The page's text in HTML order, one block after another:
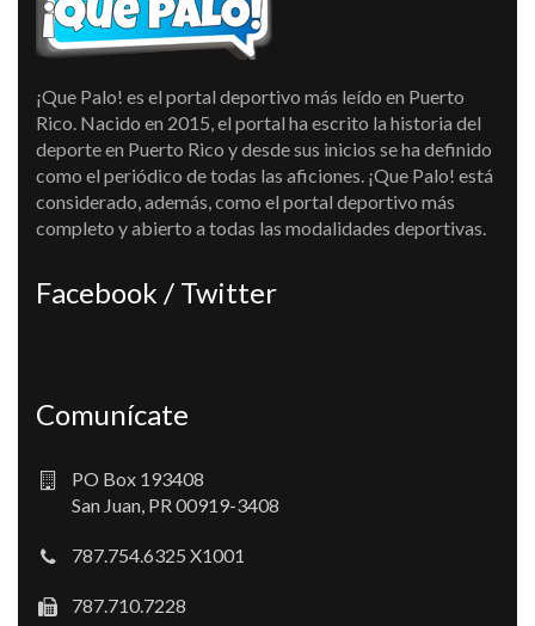
¡Que Palo! es el portal deportivo más leído en Puerto
Rico. Nacido en 2015, el portal ha escrito la historia del
deporte en Puerto Rico y desde sus inicios se ha definido
como el periódico de todas las aficiones. ¡Que Palo! está
considerado, además, como el portal deportivo más
completo y abierto a todas las modalidades deportivas.
Facebook / Twitter
Comunícate
PO Box 193408
San Juan, PR 00919-3408
787.754.6325 X1001
787.710.7228